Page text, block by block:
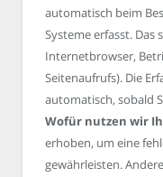
automatisch beim
Systeme erfasst. Das
Internetbrowser,
Seitenaufrufs). Die
automatisch, sobald
Wofür nutzen wir
erhoben, um eine
gewährleisten.